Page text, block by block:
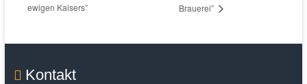
ewigen Kaisers”
Brauerei”
Kontakt